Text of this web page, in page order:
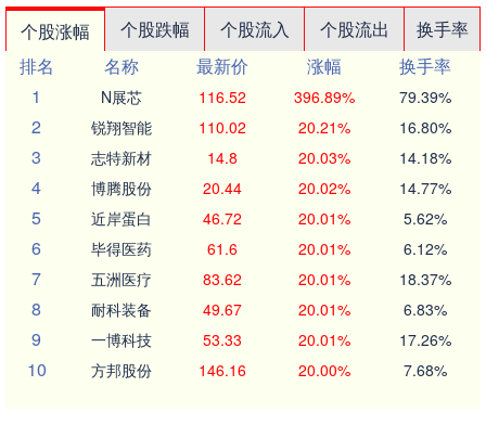
个股涨幅 个股跌幅 个股流入 个股流出
换手率
排名
名称 最新价 涨幅
换手率
1
N展芯 116.52 396.89% 79.39%
2 锐翔智能 110.02 20.21% 16.80%
3 志特新材 14.8 20.03% 14.18%
4 博腾股份 20.44 20.02% 14.77%
5 近岸蛋白 46.72 20.01% 5.62%
6 毕得医药 61.6 20.01% 6.12%
7 五洲医疗 83.62 20.01% 18.37%
8 耐科装备 49.67 20.01% 6.83%
9 一博科技 53.33 20.01% 17.26%
10 方邦股份 146.16 20.00% 7.68%